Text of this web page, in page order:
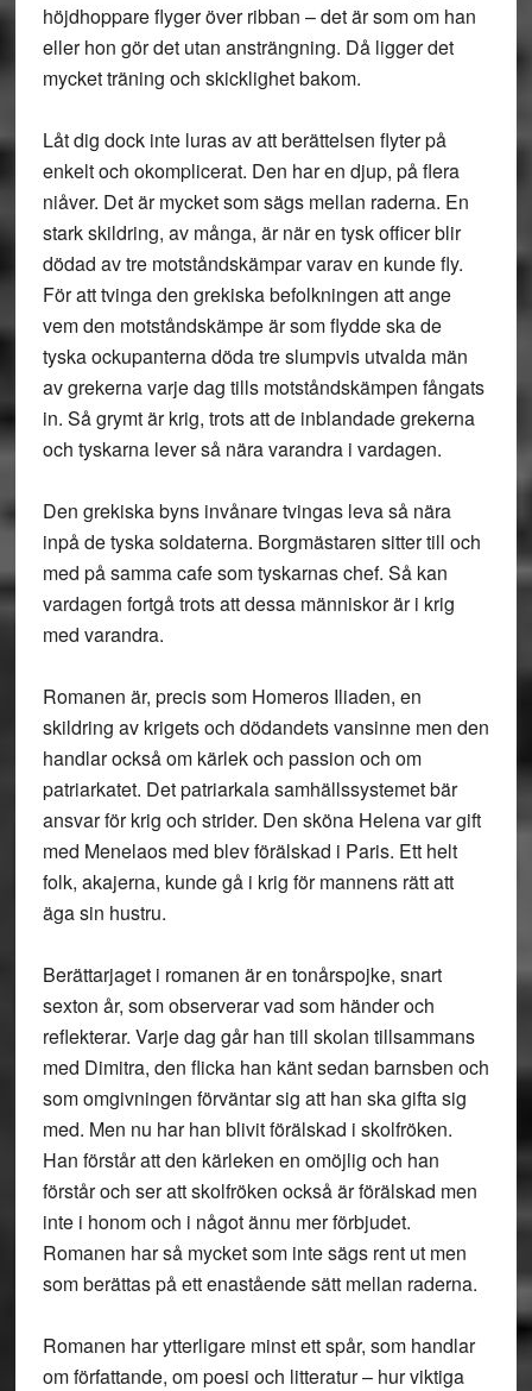
höjdhoppare flyger över ribban – det är som om han
eller hon gör det utan ansträngning. Då ligger det
mycket träning och skicklighet bakom.
Låt dig dock inte luras av att berättelsen flyter på
enkelt och okomplicerat. Den har en djup, på flera
niåver. Det är mycket som sägs mellan raderna. En
stark skildring, av många, är när en tysk officer blir
dödad av tre motståndskämpar varav en kunde fly.
För att tvinga den grekiska befolkningen att ange
vem den motståndskämpe är som flydde ska de
tyska ockupanterna döda tre slumpvis utvalda män
av grekerna varje dag tills motståndskämpen fångats
in. Så grymt är krig, trots att de inblandade grekerna
och tyskarna lever så nära varandra i vardagen.
Den grekiska byns invånare tvingas leva så nära
inpå de tyska soldaterna. Borgmästaren sitter till och
med på samma cafe som tyskarnas chef. Så kan
vardagen fortgå trots att dessa människor är i krig
med varandra.
Romanen är, precis som Homeros Iliaden, en
skildring av krigets och dödandets vansinne men den
handlar också om kärlek och passion och om
patriarkatet. Det patriarkala samhällssystemet bär
ansvar för krig och strider. Den sköna Helena var gift
med Menelaos med blev förälskad i Paris. Ett helt
folk, akajerna, kunde gå i krig för mannens rätt att
äga sin hustru.
Berättarjaget i romanen är en tonårspojke, snart
sexton år, som observerar vad som händer och
reflekterar. Varje dag går han till skolan tillsammans
med Dimitra, den flicka han känt sedan barnsben och
som omgivningen förväntar sig att han ska gifta sig
med. Men nu har han blivit förälskad i skolfröken.
Han förstår att den kärleken en omöjlig och han
förstår och ser att skolfröken också är förälskad men
inte i honom och i något ännu mer förbjudet.
Romanen har så mycket som inte sägs rent ut men
som berättas på ett enastående sätt mellan raderna.
Romanen har ytterligare minst ett spår, som handlar
om författande, om poesi och litteratur – hur viktiga